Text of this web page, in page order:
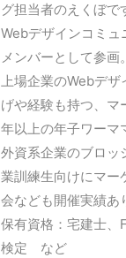
グ担当者のえくぼで
Webデザインコミュ
メンバーとして参画。
上場企業のWebデザ
げや経験も持つ、マ
年以上の年子ワーマ
外資系企業のブロッ
業訓練生向けにマー
会なども開催実績あ
保有資格：宅建士、
検定 など